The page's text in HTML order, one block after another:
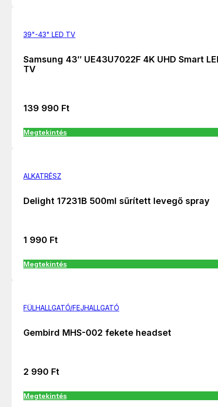
39"-43" LED TV
Samsung 43″ UE43U7022F 4K UHD Smart
TV
139 990 Ft
Megtekintés
ALKATRÉSZ
Delight 17231B 500ml sűrített levegő spray
1 990 Ft
Megtekintés
FÜLHALLGATÓ/FEJHALLGATÓ
Gembird MHS-002 fekete headset
2 990 Ft
Megtekintés